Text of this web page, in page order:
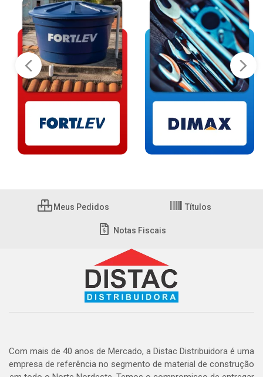
Meus Pedidos Títulos
Notas Fiscais
Com mais de 40 anos de Mercado, a Distac Distribuidora é uma
empresa de referência no segmento de material de construção